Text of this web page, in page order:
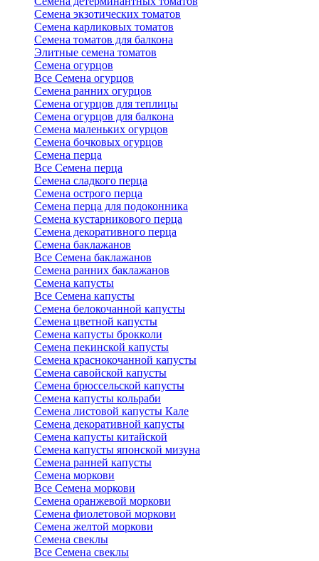
Семена экзотических томатов
Семена карликовых томатов
Семена томатов для балкона
Элитные семена томатов
Семена огурцов
Все Семена огурцов
Семена ранних огурцов
Семена огурцов для теплицы
Семена огурцов для балкона
Семена маленьких огурцов
Семена бочковых огурцов
Семена перца
Все Семена перца
Семена сладкого перца
Семена острого перца
Семена перца для подоконника
Семена кустарникового перца
Семена декоративного перца
Семена баклажанов
Все Семена баклажанов
Семена ранних баклажанов
Семена капусты
Все Семена капусты
Семена белокочанной капусты
Семена цветной капусты
Семена капусты брокколи
Семена пекинской капусты
Семена краснокочанной капусты
Семена савойской капусты
Семена брюссельской капусты
Семена капусты кольраби
Семена листовой капусты Кале
Семена декоративной капусты
Семена капусты китайской
Семена капусты японской мизуна
Семена ранней капусты
Семена моркови
Все Семена моркови
Семена оранжевой моркови
Семена фиолетовой моркови
Семена желтой моркови
Семена свеклы
Все Семена свеклы